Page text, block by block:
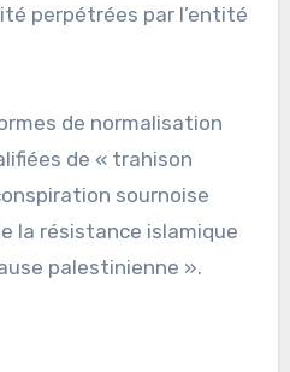
perpétrées par l’entité
de normalisation
de « trahison
sournoise
la résistance islamique
palestinienne ».